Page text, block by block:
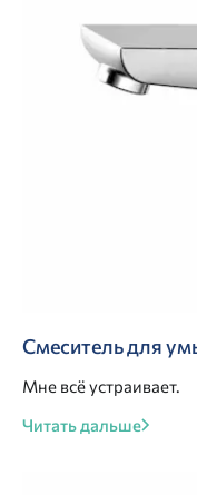
Смеситель для
Мне всё устраивает.
Читать дальше